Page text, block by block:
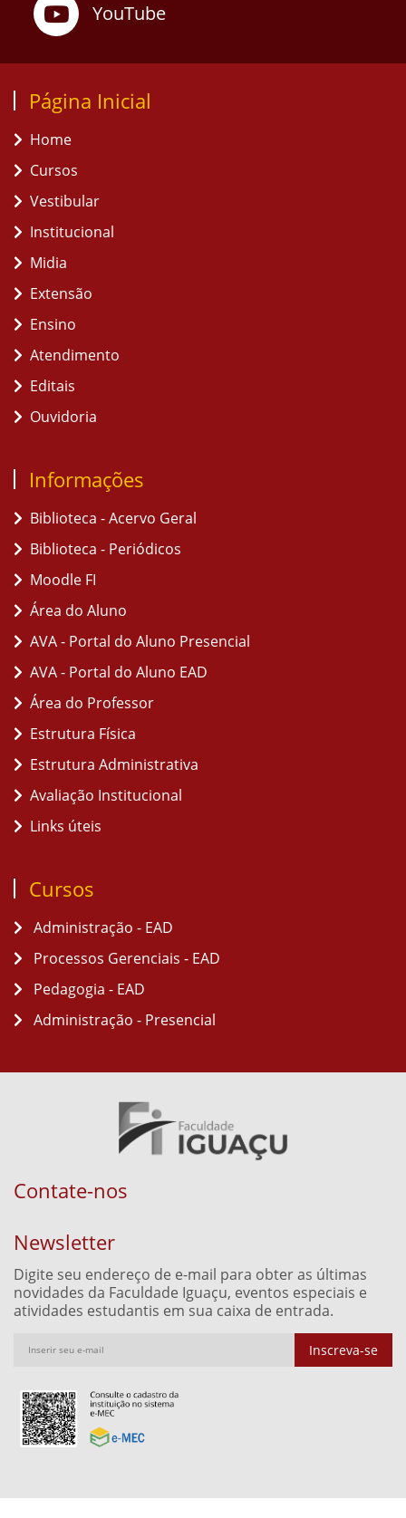
YouTube
Página Inicial
Home
Cursos
Vestibular
Institucional
Midia
Extensão
Ensino
Atendimento
Editais
Ouvidoria
Informações
Biblioteca - Acervo Geral
Biblioteca - Periódicos
Moodle FI
Área do Aluno
AVA - Portal do Aluno Presencial
AVA - Portal do Aluno EAD
Área do Professor
Estrutura Física
Estrutura Administrativa
Avaliação Institucional
Links úteis
Cursos
Administração - EAD
Processos Gerenciais - EAD
Pedagogia - EAD
Administração - Presencial
Contate-nos
Newsletter
Digite seu endereço de e-mail para obter as últimas
novidades da Faculdade Iguaçu, eventos especiais e
atividades estudantis em sua caixa de entrada.
Inscreva-se